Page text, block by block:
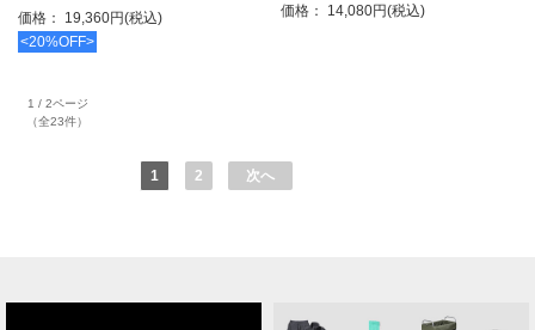
価格： 19,360円(税込)
<20%OFF>
価格： 14,080円(税込)
1 / 2ページ
（全23件）
1 2 次へ